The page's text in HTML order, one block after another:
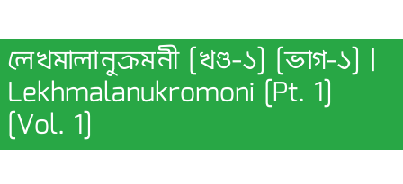
লেখমালানুক্রমনী [খণ্ড-১] [ভাগ-১] |
Lekhmalanukromoni [Pt. 1]
[Vol. 1]